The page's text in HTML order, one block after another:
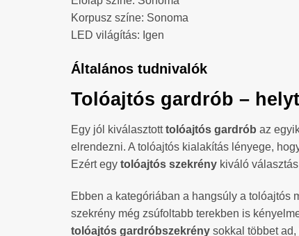
Korpusz színe: Sonoma
LED világítás: Igen
Általános tudnivalók
Tolóajtós gardrób –
Egy jól kiválasztotttolóajtós gardrób az
elrendezni. A tolóajtós kialakítás lényege,
Ezért egy tolóajtós szekrény kiváló
Ebben a kategóriában a hangsúly a tolóajtós
szekrény még zsúfoltabb terekben is
tolóajtós gardróbszekrény sokkal többet ad,